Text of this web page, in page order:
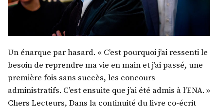
Un énarque par hasard. « C’est pourquoi j’ai ressenti le
besoin de reprendre ma vie en main et j’ai passé, une
première fois sans succès, les concours
administratifs. C’est ensuite que j’ai été admis à l’ENA. »
Chers Lecteurs, Dans la continuité du livre co-écrit